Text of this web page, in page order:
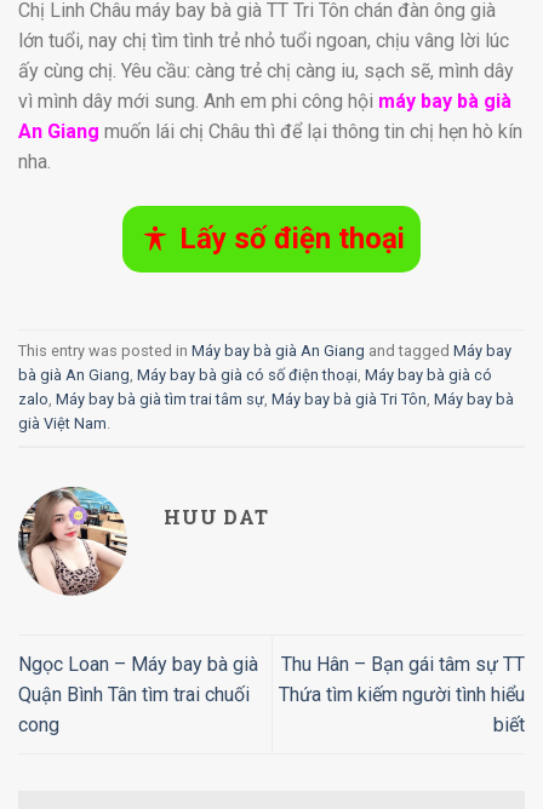
Chị Linh Châu máy bay bà già TT Tri Tôn chán đàn ông già
lớn tuổi, nay chị tìm tình trẻ nhỏ tuổi ngoan, chịu vâng lời lúc
ấy cùng chị. Yêu cầu: càng trẻ chị càng iu, sạch sẽ, mình dây
vì mình dây mới sung. Anh em phi công hội máy bay bà già
An Giang muốn lái chị Châu thì để lại thông tin chị hẹn hò kín
nha.
Lấy số điện thoại
This entry was posted in Máy bay bà già An Giang and tagged Máy bay
bà già An Giang Máy bay bà già có số điện thoại Máy bay bà già có
zalo Máy bay bà già tìm trai tâm sự Máy bay bà già Tri Tôn Máy bay bà
già Việt Nam
HUU DAT
Ngọc Loan – Máy bay bà già
Quận Bình Tân tìm trai chuối
cong
Thu Hân – Bạn gái tâm sự TT
Thứa tìm kiếm người tình hiểu
biết